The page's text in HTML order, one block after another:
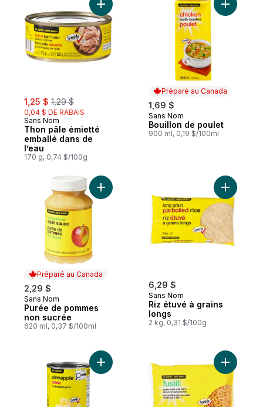
sale:
1,25 $ , formerly:
1,29 $
0,04 $ DE RABAIS
Sans Nom
Thon pâle émietté
emballé dans de
l’eau
170 g, 0,74 $/100g
Ajouter Thon pâle émietté emballé dans
Préparé au Canada
1,69 $
Préparé au Canada
Sans Nom
Bouillon de poulet
900 ml, 0,19 $/100ml
Ajouter
Préparé au Canada
2,29 $
Préparé au Canada
Sans Nom
Purée de pommes
non sucrée
620 ml, 0,37 $/100ml
Ajouter Purée de pommes non sucrée au
6,29 $
Sans Nom
Riz étuvé à grains
longs
2 kg, 0,31 $/100g
Ajouter
Ajouter Ananas en petits morceaux dans
Ajouter